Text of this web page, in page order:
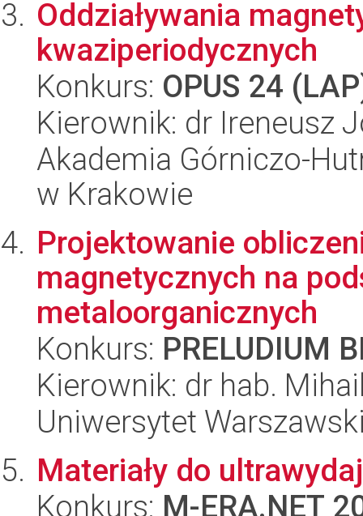
Oddziaływania
kwaziperiodycznych
Konkurs: OPUS 24
Kierownik: dr Ireneusz
Akademia Górniczo-
w Krakowie
Projektowanie
magnetycznych na
metaloorganicznych
Konkurs: PRELUDIUM
Kierownik: dr hab.
Uniwersytet
Materiały do
Konkurs: M-ERA.NET